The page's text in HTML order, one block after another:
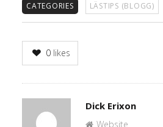
CATEGORIES LÄSTIPS (BLOGG)
0 likes
Author
Dick Erixon
Website